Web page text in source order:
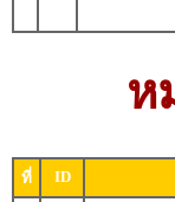
ห
ที่ ID